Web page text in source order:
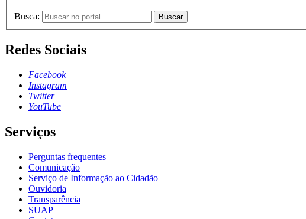
Busca: Buscar
Redes Sociais
Facebook
Instagram
Twitter
YouTube
Serviços
Perguntas frequentes
Comunicação
Serviço de Informação ao Cidadão
Ouvidoria
Transparência
SUAP